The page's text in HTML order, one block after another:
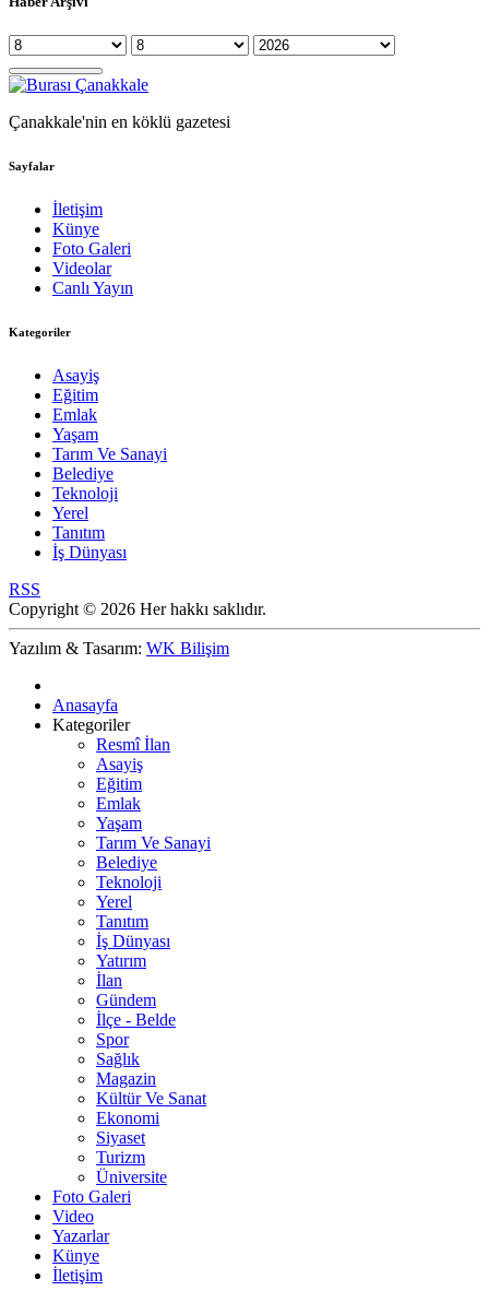
Çanakkale'nin en köklü gazetesi
Sayfalar
İletişim
Künye
Foto Galeri
Videolar
Canlı Yayın
Kategoriler
Asayiş
Eğitim
Emlak
Yaşam
Tarım Ve Sanayi
Belediye
Teknoloji
Yerel
Tanıtım
İş Dünyası
RSS
Copyright © 2026 Her hakkı saklıdır.
Yazılım & Tasarım: WK Bilişim
Anasayfa
Kategoriler
Resmî İlan
Asayiş
Eğitim
Emlak
Yaşam
Tarım Ve Sanayi
Belediye
Teknoloji
Yerel
Tanıtım
İş Dünyası
Yatırım
İlan
Gündem
İlçe - Belde
Spor
Sağlık
Magazin
Kültür Ve Sanat
Ekonomi
Siyaset
Turizm
Üniversite
Foto Galeri
Video
Yazarlar
Künye
İletişim